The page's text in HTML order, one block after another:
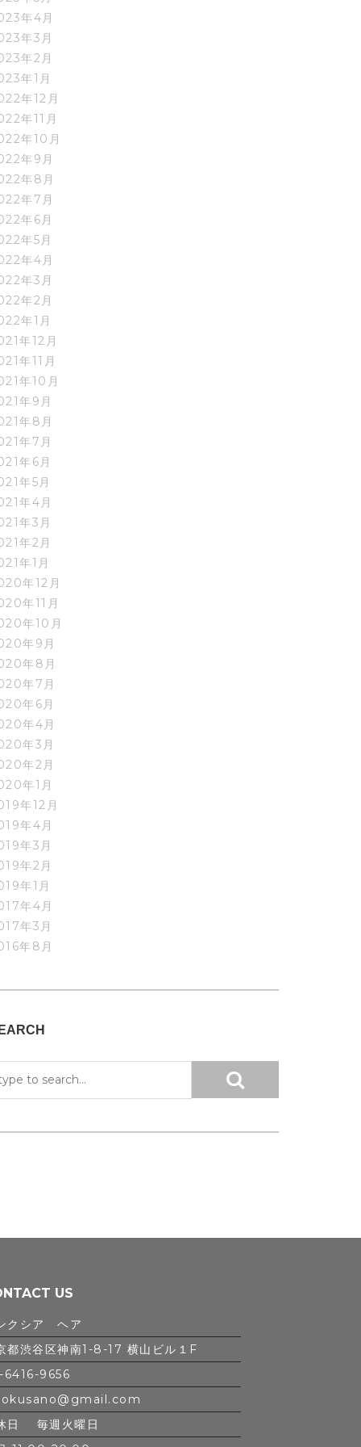
年4月
年3月
年2月
年1月
年12月
年11月
年10月
年9月
年8月
年7月
年6月
年5月
年4月
年3月
年2月
年1月
年12月
年11月
年10月
年9月
年8月
年7月
年6月
年5月
年4月
年3月
年2月
年1月
年12月
年11月
年10月
年9月
年8月
年7月
年6月
年4月
年3月
年2月
年1月
年12月
年4月
年3月
年2月
年1月
年4月
年3月
年8月
US
クシア ヘア
都渋谷区神南1-8-17 横山ビル１F
6416-9656
日 毎週火曜日